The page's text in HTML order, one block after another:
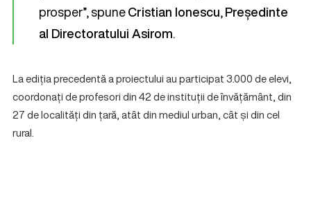
prosper”, spuneCristian Ionescu,Președinte
al Directoratului Asirom.
La ediția precedentă a proiectului au participat 3.000 de elevi,
coordonați de profesori din 42 de instituții de învățământ, din
27 de localități din țară, atât din mediul urban, cât și din cel
rural.